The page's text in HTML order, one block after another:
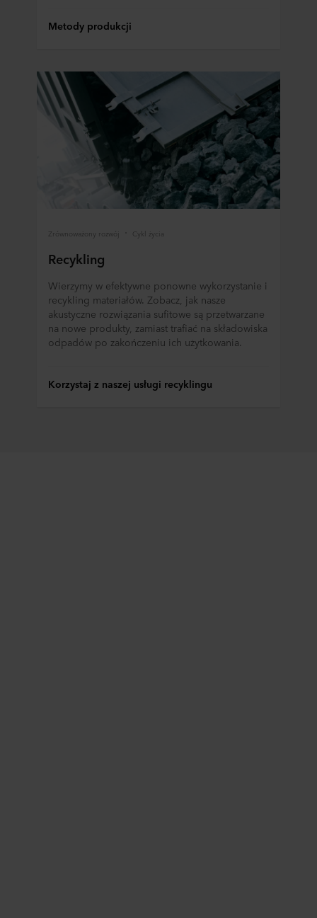
Metody produkcji
Zrównoważony rozwój Cykl życia
Recykling
Wierzymy w efektywne ponowne wykorzystanie i
recykling materiałów. Zobacz, jak nasze
akustyczne rozwiązania sufitowe są przetwarzane
na nowe produkty, zamiast trafiać na składowiska
odpadów po zakończeniu ich użytkowania.
Korzystaj z naszej usługi recyklingu